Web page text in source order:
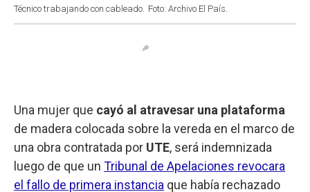
Técnico trabajando con cableado. Foto: Archivo El País.
Una mujer que cayó al atravesar una plataforma
de madera colocada sobre la vereda en el marco de
una obra contratada por UTE, será indemnizada
luego de que un Tribunal de Apelaciones revocara
el fallo de primera instancia que había rechazado